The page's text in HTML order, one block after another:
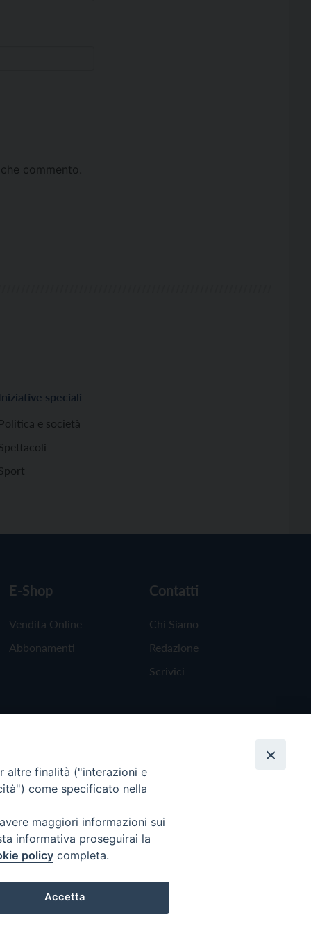
commento.
Iniziative speciali
Politica e società
E-Shop
Vendita Online
Abbonamenti
Contatti
Chi Siamo
Redazione
Scrivici
altre finalità ("interazioni e
come specificato nella
maggiori informazioni sui
informativa proseguirai la
policy completa.
Accetta